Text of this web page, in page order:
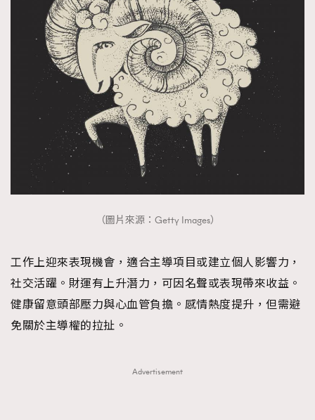
（圖片來源：Getty Images）
工作上迎來表現機會，適合主導項目或建立個人影響力，
社交活躍。財運有上升潛力，可因名聲或表現帶來收益。
健康留意頭部壓力與心血管負擔。感情熱度提升，但需避
免關於主導權的拉扯。
Advertisement